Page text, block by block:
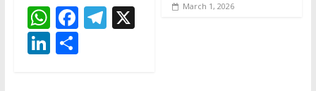
W
h
at
F
ac
e
T X
Li S
March 1, 2026